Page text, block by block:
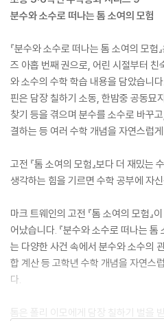
분수와 소수로 떠나는 톰 소여의 모험
『분수와 소수로 떠나는 톰 소여의 모험
즈 아홉 번째 권으로, 어린 시절부터 친
와 소수의 수학 학습 내용을 담았습니
핀은 담장 칠하기 소동, 한밤중 공동묘
찾기 등을 겪으며 분수를 소수로 바꾸
결하는 등 여러 수학 개념을 자연스럽
고전 『톰 소여의 모험』보다 더 재밌는
생각하는 힘을 기르면 수학 공부에 자
마크 트웨인의 고전 『톰 소여의 모험』
어났습니다. 『분수와 소수로 떠나는 톰
는 다양한 사건 속에서 분수와 소수의
합 계산 등 고학년 수학 개념을 자연스
다.
톰은 폴리 이모에게 담장 칠하기 벌을